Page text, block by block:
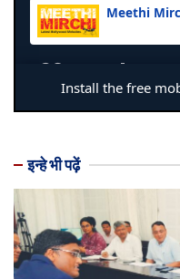
इन्हे भी पढ़ें